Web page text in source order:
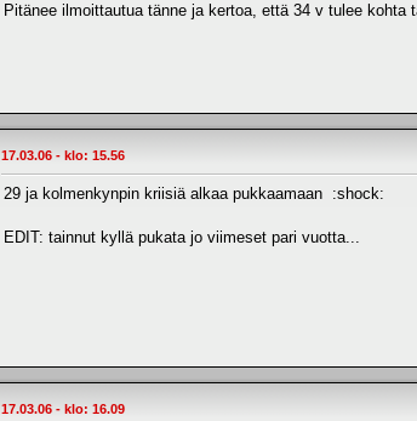
Pitänee ilmoittautua tänne ja kertoa, että 34 v tulee kohta
17.03.06 - klo: 15.56
29 ja kolmenkynpin kriisiä alkaa pukkaamaan :shock:
EDIT: tainnut kyllä pukata jo viimeset pari vuotta...
17.03.06 - klo: 16.09